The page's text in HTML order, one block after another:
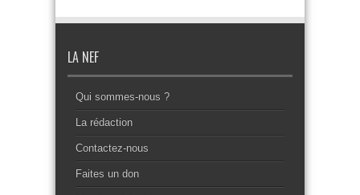
LA NEF
Qui sommes-nous ?
La rédaction
Contactez-nous
Faites un don